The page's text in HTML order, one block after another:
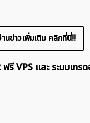
นข่าวเพิ่มเติม คลิกที่นี่!!
ฟรี VPS และ ระบบเ